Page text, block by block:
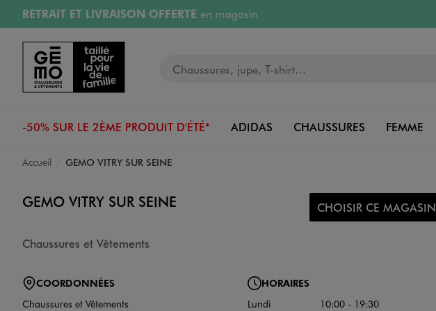
Aller au contenu principal
Aller à la navigation
RETRAIT ET LIVRAISON OFFERTE en magasin
Retours OFFERTSpendant 30 jours
PAYEZ EN 3x SANS FRAIS
dès 50€
RÉSERVATION GRATUITE
-50% SUR LE 2ÈME PRODUIT D'ÉTÉ* ADIDAS CHAUSSURES FEMME
Accueil GEMO VITRY SUR SEINE
GEMO VITRY SUR SEINE
Chaussures et Vêtements
CHOISIR CE MAGASIN
COORDONNÉES
Chaussures et Vêtements
HORAIRES
Lundi
10:00 - 19:30